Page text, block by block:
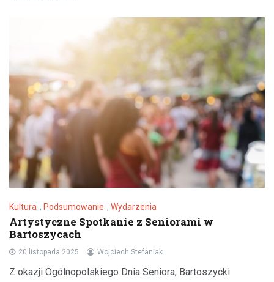
Kultura , Podsumowanie , Wydarzenia
Artystyczne Spotkanie z Seniorami w
Bartoszycach
20 listopada 2025 Wojciech Stefaniak
Z okazji Ogólnopolskiego Dnia Seniora, Bartoszycki